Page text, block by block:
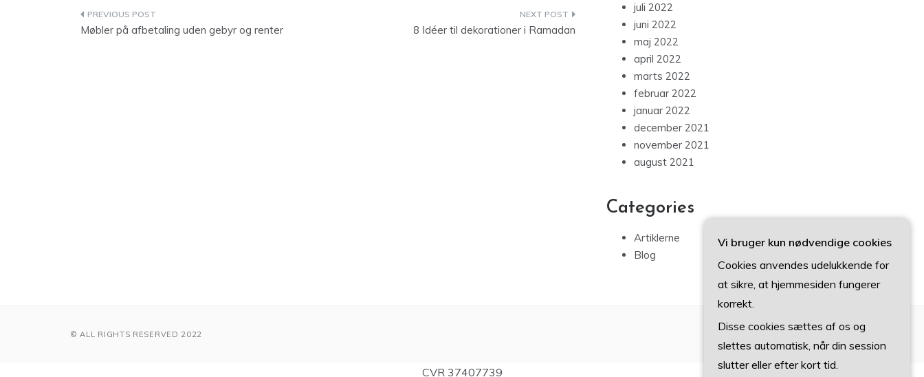
Indlægsnavigation
Møbler på afbetaling uden gebyr og renter 8 Idéer til dekorationer i Ramadan
juli 2022
juni 2022
maj 2022
april 2022
marts 2022
februar 2022
januar 2022
december 2021
november 2021
august 2021
Categories
Artiklerne
Blog
© ALL RIGHTS RESERVED 2022
CVR 37407739
Vi bruger kun nødvendige cookies
Cookies anvendes udelukkende for
at sikre, at hjemmesiden fungerer
korrekt.
Disse cookies sættes af os og
slettes automatisk, når din session
slutter eller efter kort tid.